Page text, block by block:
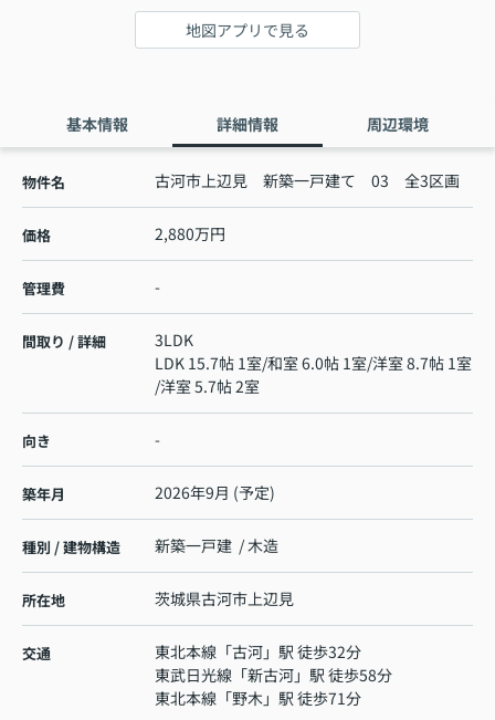
地図アプリで見る
基本情報 詳細情報 周辺環境
物件名 古河市上辺見 新築一戸建て 03 全3区画
価格 2,880万円
管理費 -
間取り / 詳細
3LDK
LDK 15.7帖 1室/和室 6.0帖 1室/洋室 8.7帖 1室
/洋室 5.7帖 2室
向き -
築年月 2026年9月 (予定)
種別 / 建物構造 新築一戸建 / 木造
所在地 茨城県古河市上辺見
交通 東北本線 「古河」駅 徒歩32分
東武日光線 「新古河」駅 徒歩58分
東北本線 「野木」駅 徒歩71分